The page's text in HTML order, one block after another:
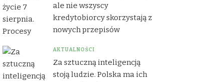
ale nie wszyscy
kredytobiorcy skorzystają z
nowych przepisów
AKTUALNOŚCI
Za sztuczną inteligencją
stoją ludzie. Polska ma ich